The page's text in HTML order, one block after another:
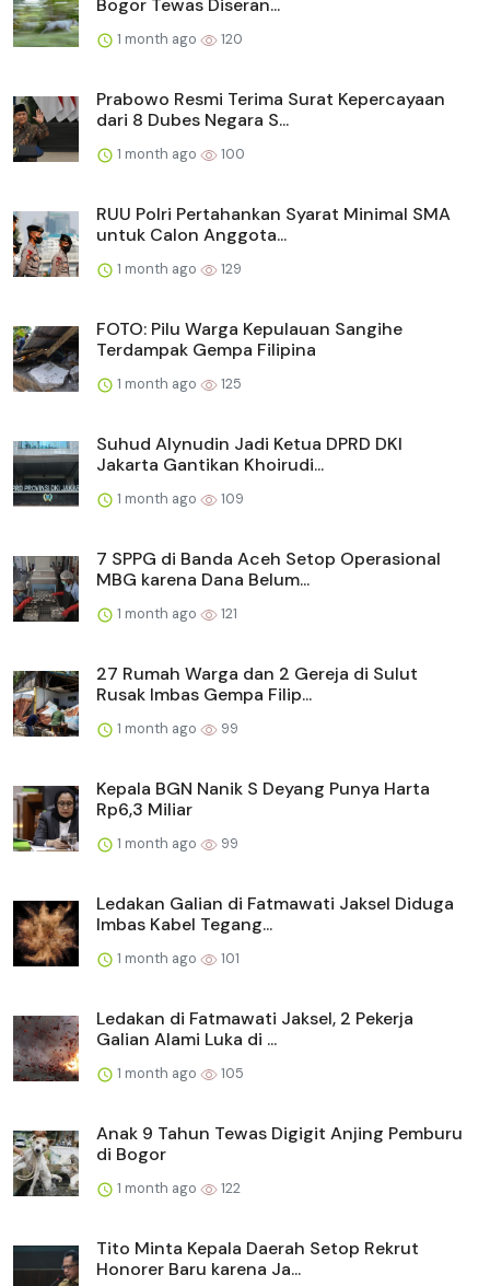
Bogor Tewas Diseran...
1 month ago 120
Prabowo Resmi Terima Surat Kepercayaan
dari 8 Dubes Negara S...
1 month ago 100
RUU Polri Pertahankan Syarat Minimal SMA
untuk Calon Anggota...
1 month ago 129
FOTO: Pilu Warga Kepulauan Sangihe
Terdampak Gempa Filipina
1 month ago 125
Suhud Alynudin Jadi Ketua DPRD DKI
Jakarta Gantikan Khoirudi...
1 month ago 109
7 SPPG di Banda Aceh Setop Operasional
MBG karena Dana Belum...
1 month ago 121
27 Rumah Warga dan 2 Gereja di Sulut
Rusak Imbas Gempa Filip...
1 month ago 99
Kepala BGN Nanik S Deyang Punya Harta
Rp6,3 Miliar
1 month ago 99
Ledakan Galian di Fatmawati Jaksel Diduga
Imbas Kabel Tegang...
1 month ago 101
Ledakan di Fatmawati Jaksel, 2 Pekerja
Galian Alami Luka di ...
1 month ago 105
Anak 9 Tahun Tewas Digigit Anjing Pemburu
di Bogor
1 month ago 122
Tito Minta Kepala Daerah Setop Rekrut
Honorer Baru karena Ja...